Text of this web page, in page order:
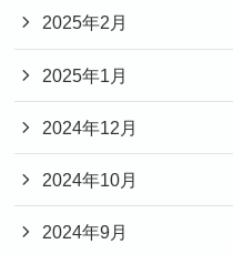
2025年2月
2025年1月
2024年12月
2024年10月
2024年9月